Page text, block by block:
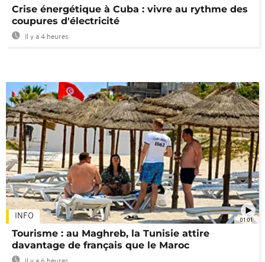
Crise énergétique à Cuba : vivre au rythme des
coupures d'électricité
Il y a 4 heures
01:01
INFO
Tourisme : au Maghreb, la Tunisie attire
davantage de français que le Maroc